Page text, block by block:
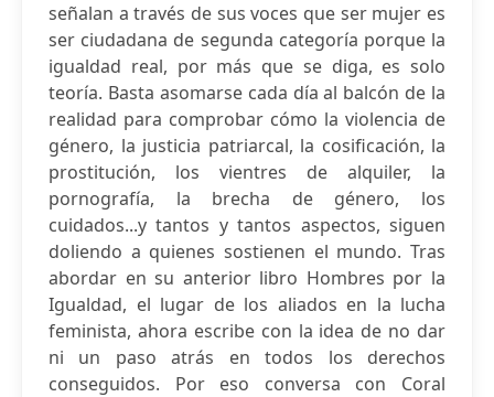
señalan a través de sus voces que ser mujer es
ser ciudadana de segunda categoría porque la
igualdad real, por más que se diga, es solo
teoría. Basta asomarse cada día al balcón de la
realidad para comprobar cómo la violencia de
género, la justicia patriarcal, la cosificación, la
prostitución, los vientres de alquiler, la
pornografía, la brecha de género, los
cuidados...y tantos y tantos aspectos, siguen
doliendo a quienes sostienen el mundo. Tras
abordar en su anterior libro Hombres por la
Igualdad, el lugar de los aliados en la lucha
feminista, ahora escribe con la idea de no dar
ni un paso atrás en todos los derechos
conseguidos. Por eso conversa con Coral